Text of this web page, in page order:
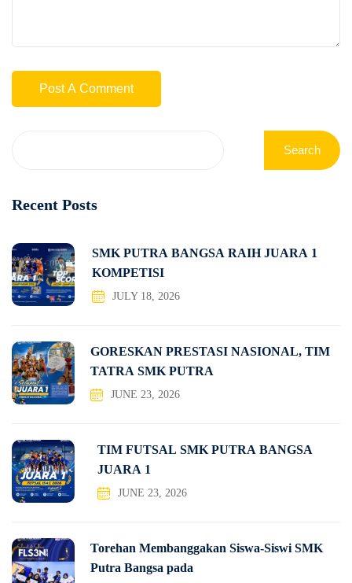
Search
Recent Posts
SMK PUTRA BANGSA RAIH JUARA 1
KOMPETISI
JULY 18, 2026
GORESKAN PRESTASI NASIONAL, TIM
TATRA SMK PUTRA
JUNE 23, 2026
TIM FUTSAL SMK PUTRA BANGSA
JUARA 1
JUNE 23, 2026
Torehan Membanggakan Siswa-Siswi SMK
Putra Bangsa pada